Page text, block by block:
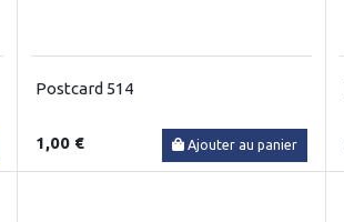
Postcard 514
1,00 € Ajouter au panier